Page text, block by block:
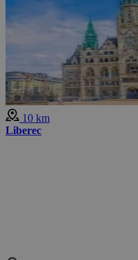
10 km
Liberec